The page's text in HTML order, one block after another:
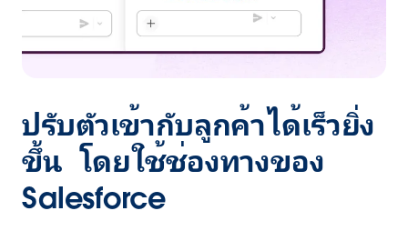
ปรับตัวเข้ากับลูกค้าได้เร็วยิ่ง
ขึ้น โดยใช้ช่องทางของ
Salesforce